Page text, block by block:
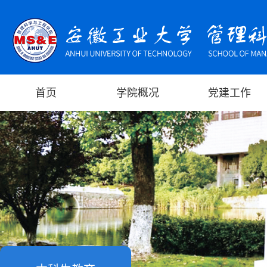
首页 学院概况 党建工作